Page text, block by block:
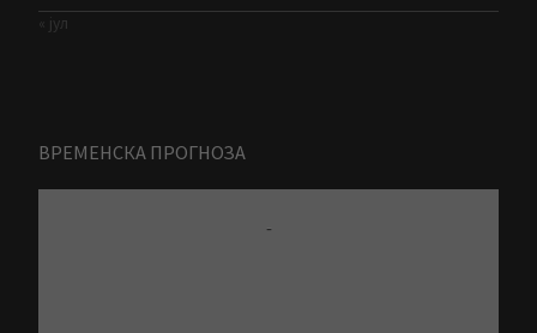
« јул
ВРЕМЕНСКА ПРОГНОЗА
-